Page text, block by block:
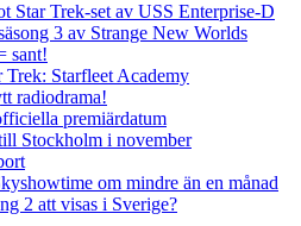
Star Trek-set av USS Enterprise-D
3 av Strange New Worlds
sant!
Trek: Starfleet Academy
radiodrama!
premiärdatum
Stockholm i november
om mindre än en månad
2 att visas i Sverige?